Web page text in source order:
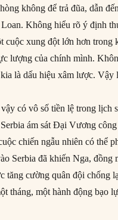
không để trả đũa, dẫn
Không hiểu rõ ý định
cuộc xung đột lớn hơn trong
lượng của chính mình.
là dấu hiệu xâm lược. Vậy
có vô số tiền lệ trong lịch
ám sát Đại Vương
chiến ngẫu nhiên có thể
Serbia đã khiến Nga,
tăng cường quân đội chống
tháng, một hành động bạo